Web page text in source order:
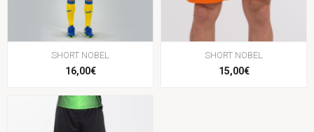
SHORT NOBEL
16,00€
SHORT NOBEL
15,00€